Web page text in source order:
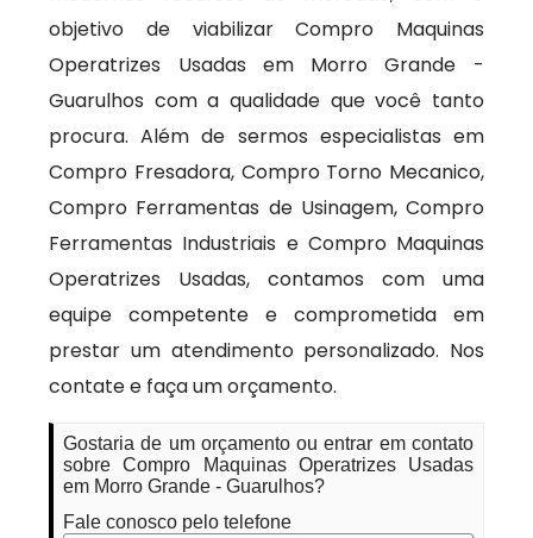
objetivo de viabilizar Compro Maquinas
Operatrizes Usadas em Morro Grande -
Guarulhos com a qualidade que você tanto
procura. Além de sermos especialistas em
Compro Fresadora, Compro Torno Mecanico,
Compro Ferramentas de Usinagem, Compro
Ferramentas Industriais e Compro Maquinas
Operatrizes Usadas, contamos com uma
equipe competente e comprometida em
prestar um atendimento personalizado. Nos
contate e faça um orçamento.
Gostaria de um orçamento ou entrar em contato
sobre Compro Maquinas Operatrizes Usadas
em Morro Grande - Guarulhos?
Fale conosco pelo telefone